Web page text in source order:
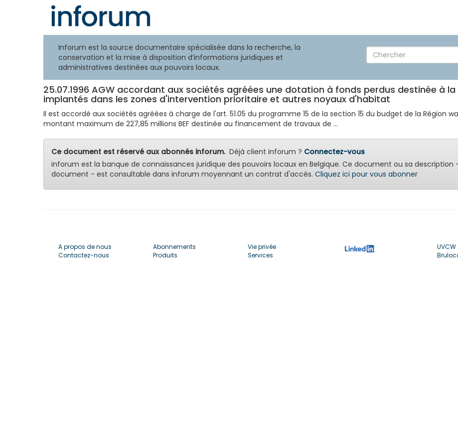
Inforum est la source documentaire spécialisée dans la recherche, la
conservation et la mise à disposition d’informations juridiques et
administratives destinées aux pouvoirs locaux.
25.07.1996 AGW accordant aux sociétés agréées une dotation à fonds perdus destinée à
implantés dans les zones d'intervention prioritaire et autres noyaux d'habitat
Il est accordé aux sociétés agréées à charge de l'art. 51.05 du programme 15 de la section 15 du budget de la Région
montant maximum de 227,85 millions BEF destinée au financement de travaux de ...
Ce document est réservé aux abonnés inforum.Déjà client inforum ? Connectez-vous
inforum est la banque de connaissances juridique des pouvoirs locaux en Belgique. Ce document ou sa
document - est consultable dans inforum moyennant un contrat d'accès. Cliquez ici pour vous abonner
A propos de nous
Contactez-nous
Abonnements
Produits
Vie privée
Services
UVCW